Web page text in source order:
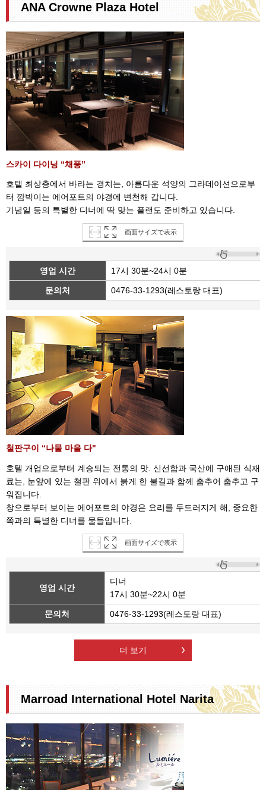
ANA Crowne Plaza Hotel
스카이 다이닝 “채풍”
호텔 최상층에서 바라는 경치는, 아름다운 석양의 그라데이션으로부
터 깜박이는 에어포트의 야경에 변천해 갑니다.
기념일 등의 특별한 디너에 딱 맞는 플랜도 준비하고 있습니다.
画面サイズで表示
영업 시간 17시 30분~24시 0분
문의처 0476-33-1293(레스토랑 대표)
철판구이 “나물 마을 다"
호텔 개업으로부터 계승되는 전통의 맛. 신선함과 국산에 구애된 식재
료는, 눈앞에 있는 철판 위에서 붉게 한 불길과 함께 춤추어 춤추고 구
워집니다.
창으로부터 보이는 에어포트의 야경은 요리를 두드러지게 해, 중요한
쪽과의 특별한 디너를 물들입니다.
画面サイズで表示
영업 시간
디너
17시 30분~22시 0분
문의처 0476-33-1293(레스토랑 대표)
더 보기
Marroad International Hotel Narita